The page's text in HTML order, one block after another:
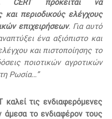
CERTπρόκειται να
και περιοδικούς ελέγχους
επιχειρήσεων. Για αυτό
ένα αξιόπιστο και
και πιστοποίησης το
ποιοτικών αγροτικών
Ρωσία…”
καλεί τις ενδιαφερόμενες
άμεσα το ενδιαφέρον τους